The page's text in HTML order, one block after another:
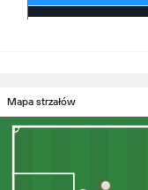
Mapa strzałów